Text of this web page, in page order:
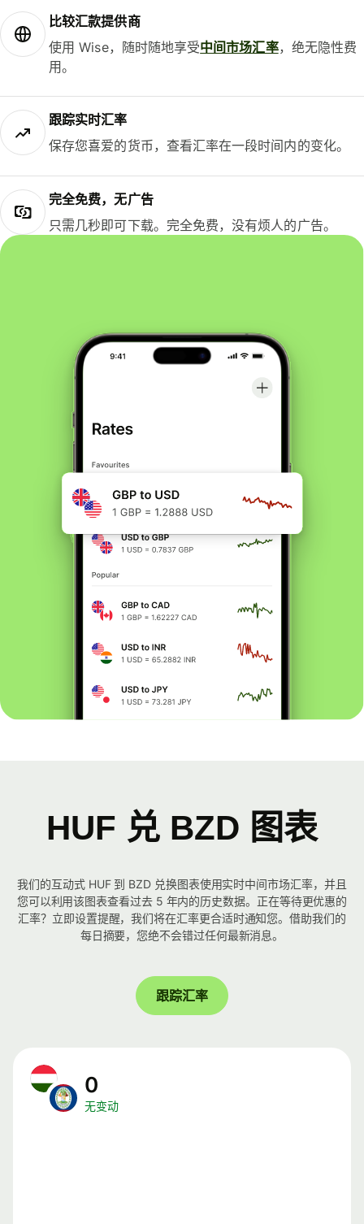
比较汇款提供商
使用 Wise，随时随地享受中间市场汇率，绝无隐性费
用。
跟踪实时汇率
保存您喜爱的货币，查看汇率在一段时间内的变化。
完全免费，无广告
只需几秒即可下载。完全免费，没有烦人的广告。
HUF 兑 BZD 图表
我们的互动式 HUF 到 BZD 兑换图表使用实时中间市场汇率，并且
您可以利用该图表查看过去 5 年内的历史数据。正在等待更优惠的
汇率？立即设置提醒，我们将在汇率更合适时通知您。借助我们的
每日摘要，您绝不会错过任何最新消息。
跟踪汇率
0
无变动